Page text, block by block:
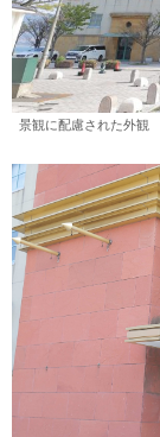
景観に配慮された外観